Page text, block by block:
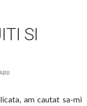
SI
am cautat sa-mi